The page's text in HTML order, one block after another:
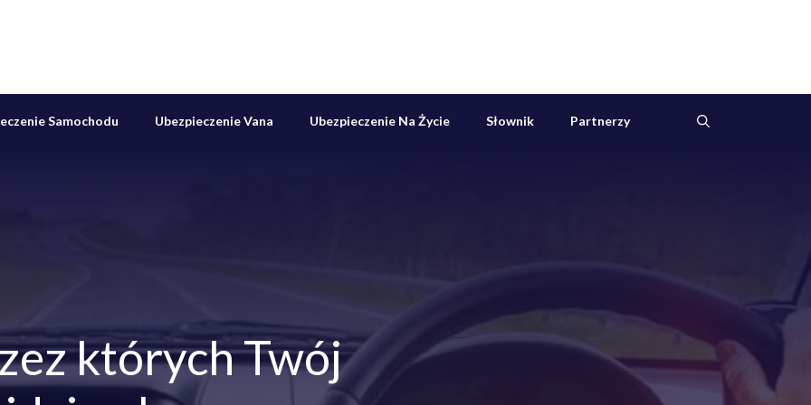
Samochodu Ubezpieczenie Vana Ubezpieczenie Na Życie Słownik Partnerzy
których Twój